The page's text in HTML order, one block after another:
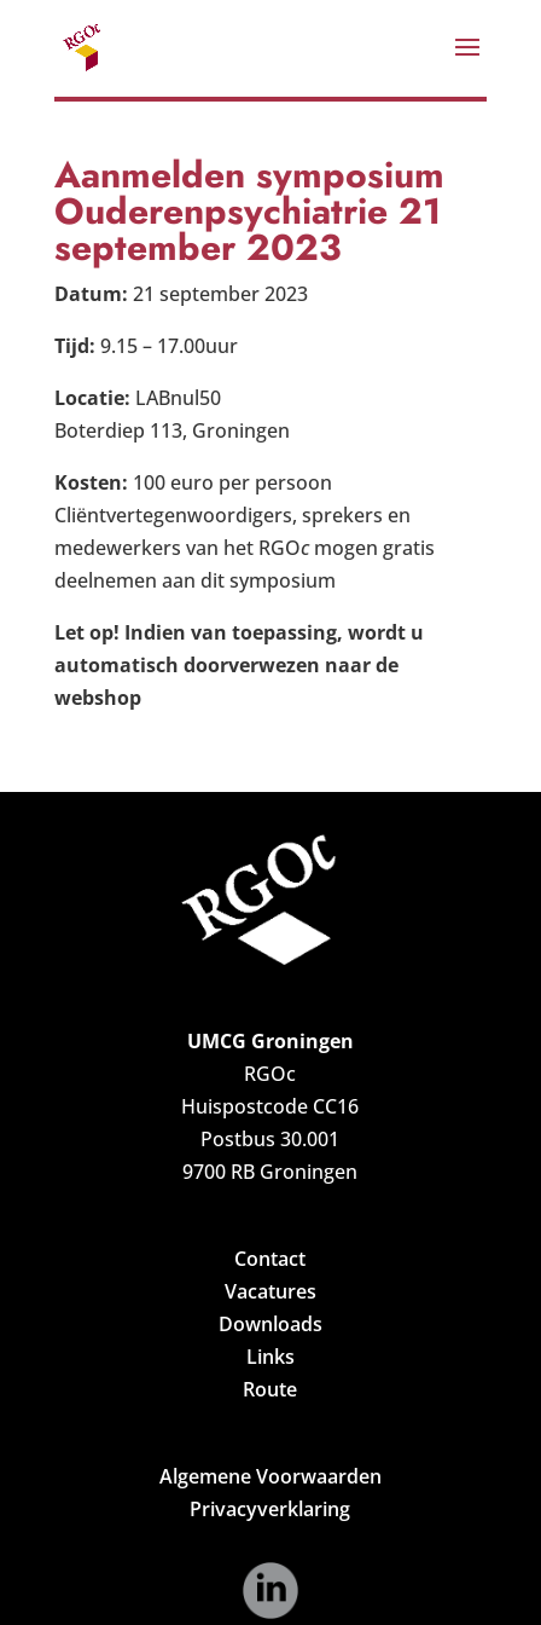
Aanmelden symposium
Ouderenpsychiatrie 21
september 2023
Datum: 21 september 2023
Tijd: 9.15 – 17.00uur
Locatie: LABnul50
Boterdiep 113, Groningen
Kosten: 100 euro per persoon
Cliëntvertegenwoordigers, sprekers en
medewerkers van het RGOcmogen gratis
deelnemen aan dit symposium
Let op! Indien van toepassing, wordt u
automatisch doorverwezen naar de
webshop
UMCG Groningen
RGOc
Huispostcode CC16
Postbus 30.001
9700 RB Groningen
Contact
Vacatures
Downloads
Links
Route
Algemene Voorwaarden
Privacyverklaring